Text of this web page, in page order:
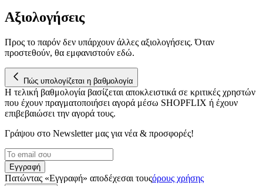
Αξιολογήσεις
Προς το παρόν δεν υπάρχουν άλλες αξιολογήσεις. Όταν
προστεθούν, θα εμφανιστούν εδώ.
Πώς υπολογίζεται η βαθμολογία
Η τελική βαθμολογία βασίζεται αποκλειστικά σε κριτικές χρηστών
που έχουν πραγματοποιήσει αγορά μέσω SHOPFLIX ή έχουν
επιβεβαιώσει την αγορά τους.
Γράψου στο Νewsletter μας για νέα & προσφορές!
Εγγραφή
Πατώντας «Εγγραφή» αποδέχεσαι τουςόρους χρήσης